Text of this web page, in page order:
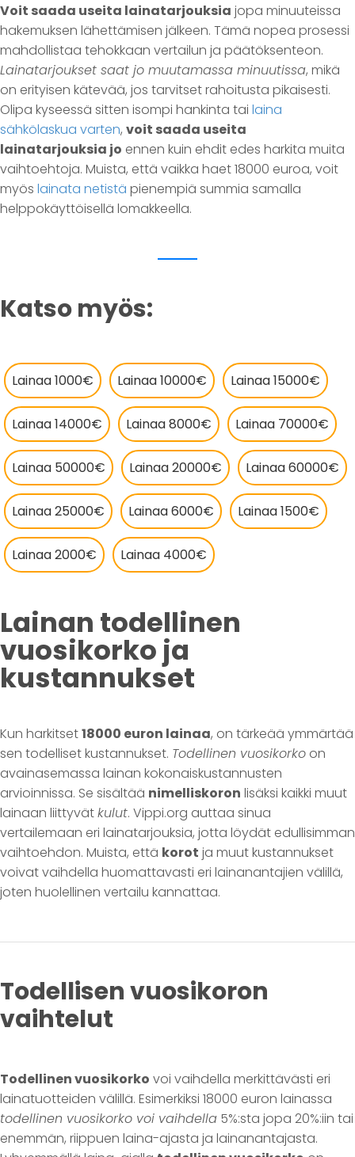
Voit saada useita lainatarjouksia jopa minuuteissa
hakemuksen lähettämisen jälkeen. Tämä nopea prosessi
mahdollistaa tehokkaan vertailun ja päätöksenteon.
Lainatarjoukset saat jo muutamassa minuutissa, mikä
on erityisen kätevää, jos tarvitset rahoitusta pikaisesti.
Olipa kyseessä sitten isompi hankinta tai laina
sähkölaskua varten, voit saada useita
lainatarjouksia jo ennen kuin ehdit edes harkita muita
vaihtoehtoja. Muista, että vaikka haet 18000 euroa, voit
myös lainata netistä pienempiä summia samalla
helppokäyttöisellä lomakkeella.
Katso myös:
Lainaa 1000€ Lainaa 10000€ Lainaa 15000€
Lainaa 14000€ Lainaa 8000€ Lainaa 70000€
Lainaa 50000€ Lainaa 20000€ Lainaa 60000€
Lainaa 25000€ Lainaa 6000€ Lainaa 1500€
Lainaa 2000€ Lainaa 4000€
Lainan todellinen
vuosikorko ja
kustannukset
Kun harkitset18000 euron lainaa, on tärkeää ymmärtää
sen todelliset kustannukset. Todellinen vuosikorko on
avainasemassa lainan kokonaiskustannusten
arvioinnissa. Se sisältää nimelliskoron lisäksi kaikki muut
lainaan liittyvätkulut. Vippi.org auttaa sinua
vertailemaan eri lainatarjouksia, jotta löydät edullisimman
vaihtoehdon. Muista, että korot ja muut kustannukset
voivat vaihdella huomattavasti eri lainanantajien välillä,
joten huolellinen vertailu kannattaa.
Todellisen vuosikoron
vaihtelut
Todellinen vuosikorko voi vaihdella merkittävästi eri
lainatuotteiden välillä. Esimerkiksi 18000 euron lainassa
todellinen vuosikorko voi vaihdella 5%:sta jopa 20%:iin tai
enemmän, riippuen laina-ajasta ja lainanantajasta.